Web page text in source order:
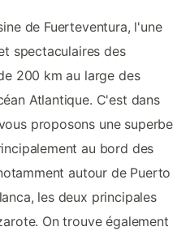
de Fuerteventura, l'une
spectaculaires des
200 km au large des
Atlantique. C'est dans
proposons une superbe
au bord des
autour de Puerto
les deux principales
On trouve également